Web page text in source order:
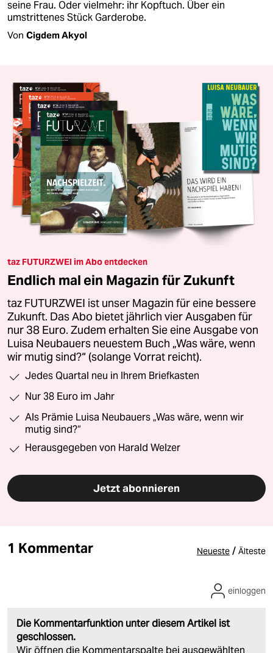
seine Frau. Oder vielmehr: ihr Kopftuch. Über ein
umstrittenes Stück Garderobe.
Von Cigdem Akyol
taz FUTURZWEI im Abo entdecken
Endlich mal ein Magazin für Zukunft
taz FUTURZWEI ist unser Magazin für eine bessere
Zukunft. Das Abo bietet jährlich vier Ausgaben für
nur 38 Euro. Zudem erhalten Sie eine Ausgabe von
Luisa Neubauers neuestem Buch „Was wäre, wenn
wir mutig sind?“ (solange Vorrat reicht).
Jedes Quartal neu in Ihrem Briefkasten
Nur 38 Euro im Jahr
Als Prämie Luisa Neubauers „Was wäre, wenn wir
mutig sind?“
Herausgegeben von Harald Welzer
Jetzt abonnieren
1 Kommentar Neueste / Älteste
Die Kommentarfunktion unter diesem Artikel ist
geschlossen.
Wir öffnen die Kommentarspalte bei ausgewählten
einloggen